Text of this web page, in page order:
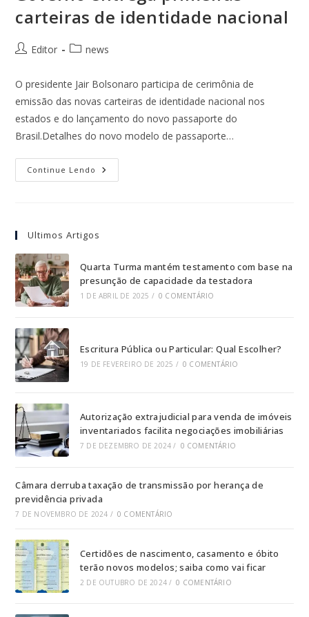
carteiras de identidade nacional
Editor news
O presidente Jair Bolsonaro participa de cerimônia de
emissão das novas carteiras de identidade nacional nos
estados e do lançamento do novo passaporte do
Brasil.Detalhes do novo modelo de passaporte…
Continue Lendo
Ultimos Artigos
Quarta Turma mantém testamento com base na
presunção de capacidade da testadora
1 DE ABRIL DE 2025 / 0 COMENTÁRIO
Escritura Pública ou Particular: Qual Escolher?
19 DE FEVEREIRO DE 2025 / 0 COMENTÁRIO
Autorização extrajudicial para venda de imóveis
inventariados facilita negociações imobiliárias
7 DE DEZEMBRO DE 2024 / 0 COMENTÁRIO
Câmara derruba taxação de transmissão por herança de
previdência privada
7 DE NOVEMBRO DE 2024 / 0 COMENTÁRIO
Certidões de nascimento, casamento e óbito
terão novos modelos; saiba como vai ficar
2 DE OUTUBRO DE 2024 / 0 COMENTÁRIO